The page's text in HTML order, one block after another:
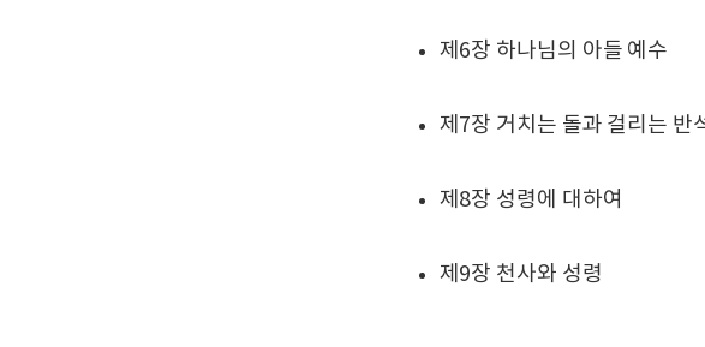
제6장 하나님의 아들 예수
제7장 거치는 돌과 걸리는 반
제8장 성령에 대하여
제9장 천사와 성령